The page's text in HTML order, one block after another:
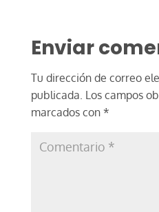
Enviar
Tu dirección de correo
publicada. Los campos
marcados con *